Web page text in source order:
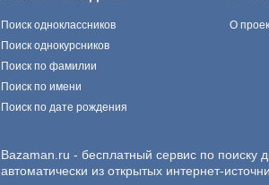
Поиск одноклассников
Поиск однокурсников
Поиск по фамилии
Поиск по имени
Поиск по дате рождения
О
Bazaman.ru - бесплатный сервис по поиску
автоматически из открытых интернет-